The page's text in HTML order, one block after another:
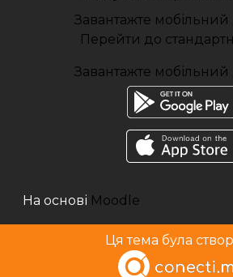
Завантажте мобільний
Перейти до
Завантажте мобільний
На основі Moodle
Ця тема була